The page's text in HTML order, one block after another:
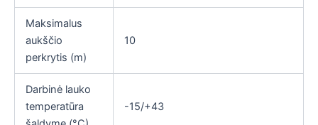
Maksimalus
aukščio
perkrytis (m)
10
Darbinė lauko
temperatūra
-15/+43